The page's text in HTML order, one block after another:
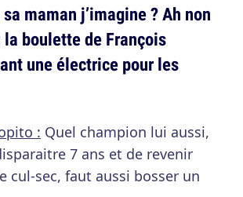
maman j’imagine ? Ah non
boulette de François
une électrice pour les
: Quel champion lui aussi,
7 ans et de revenir
cul-sec, faut aussi bosser un